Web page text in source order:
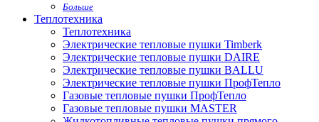
Больше
Теплотехника
Теплотехника
Электрические тепловые пушки Timberk
Электрические тепловые пушки DAIRE
Электрические тепловые пушки BALLU
Электрические тепловые пушки ПрофТепло
Газовые тепловые пушки ПрофТепло
Газовые тепловые пушки MASTER